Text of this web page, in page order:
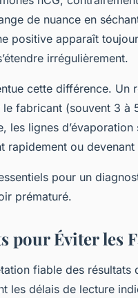
de nuance en
positive apparaît
irrégulièrement.
cette différence. Un
fabricant (souvent 3 à
les lignes
rapidement ou
pour un
prématuré.
pour Éviter les
fiable des résultats
les délais de lecture